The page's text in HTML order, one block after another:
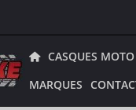
CASQUES MOTO
MARQUES